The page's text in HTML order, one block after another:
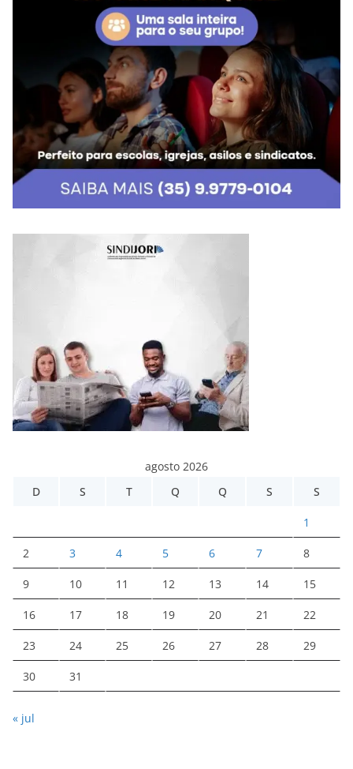
agosto 2026
D
S T Q Q S S
1
2 3 4 5 6 7 8
9 10 11 12 13 14 15
16 17 18 19 20 21 22
23 24 25 26 27 28 29
30 31
« jul